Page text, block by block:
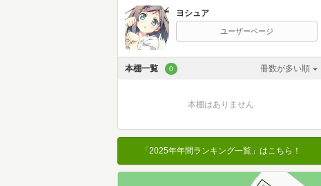
ヨシュア
ユーザーページ
本棚一覧 0 冊数が多い順
登録日時が新しい順
登録日時が古い順
名前昇順
名前降順
本棚はありません
「2025年年間ランキング一覧」はこちら！